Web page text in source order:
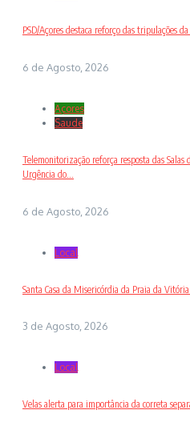
PSD/Açores destaca reforço das tripulações
6 de Agosto, 2026
Açores
Saude
Telemonitorização reforça resposta das Salas
Urgência do...
6 de Agosto, 2026
Local
Santa Casa da Misericórdia da Praia da
3 de Agosto, 2026
Local
Velas alerta para importância da correta